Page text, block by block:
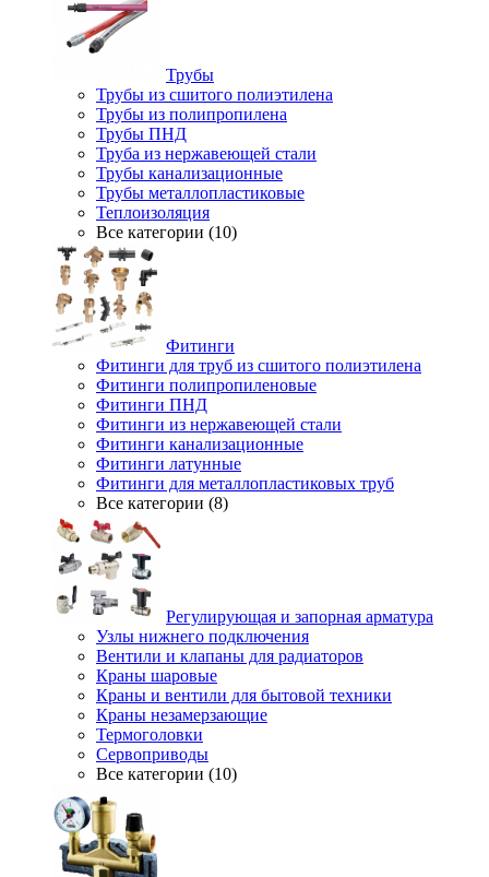
Трубы
Трубы из сшитого полиэтилена
Трубы из полипропилена
Трубы ПНД
Труба из нержавеющей стали
Трубы канализационные
Трубы металлопластиковые
Теплоизоляция
Все категории (10)
Фитинги
Фитинги для труб из сшитого полиэтилена
Фитинги полипропиленовые
Фитинги ПНД
Фитинги из нержавеющей стали
Фитинги канализационные
Фитинги латунные
Фитинги для металлопластиковых труб
Все категории (8)
Регулирующая и запорная арматура
Узлы нижнего подключения
Вентили и клапаны для радиаторов
Краны шаровые
Краны и вентили для бытовой техники
Краны незамерзающие
Термоголовки
Сервоприводы
Все категории (10)